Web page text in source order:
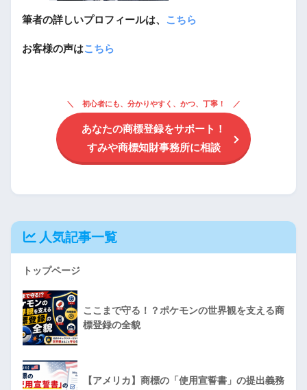
筆者の詳しいプロフィールは、 こちら
お客様の声はこちら
初心者にも、分かりやすく、かつ、丁寧！
あなたの商標登録をサポート！
すみや商標知財事務所に相談
人気記事一覧
トップページ
ここまで守る！？ポケモンの世界観を支える商
標登録の全貌
【アメリカ】商標の「使用宣誓書」の提出義務